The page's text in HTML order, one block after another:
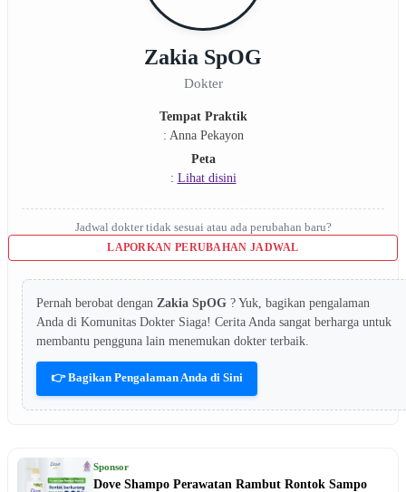
Zakia SpOG
Dokter
Tempat Praktik
: Anna Pekayon
Peta
: Lihat disini
Jadwal dokter tidak sesuai atau ada perubahan baru?
LAPORKAN PERUBAHAN JADWAL
Pernah berobat dengan Zakia SpOG ? Yuk, bagikan pengalaman
Anda di Komunitas Dokter Siaga! Cerita Anda sangat berharga untuk
membantu pengguna lain menemukan dokter terbaik.
👉 Bagikan Pengalaman Anda di Sini
Sponsor
Dove Shampo Perawatan Rambut Rontok Sampo